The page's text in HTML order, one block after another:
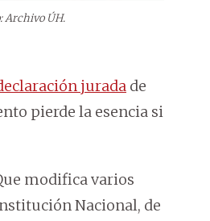
Archivo ÚH.
jurada de
pierde la esencia si
modifica varios
Nacional, de